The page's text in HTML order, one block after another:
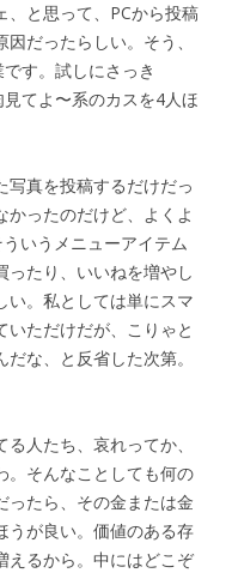
、と思って、PCから投稿
だったらしい。そう、
す。試しにさっき
てよ〜系のカスを4人ほ
写真を投稿するだけだっ
ったのだけど、よくよ
いうメニューアイテム
ったり、いいねを増やし
い。私としては単にスマ
ただけだが、こりゃと
な、と反省した次第。
人たち、哀れってか、
そんなことしても何の
ったら、その金または金
うが良い。価値のある存
えるから。中にはどこぞ